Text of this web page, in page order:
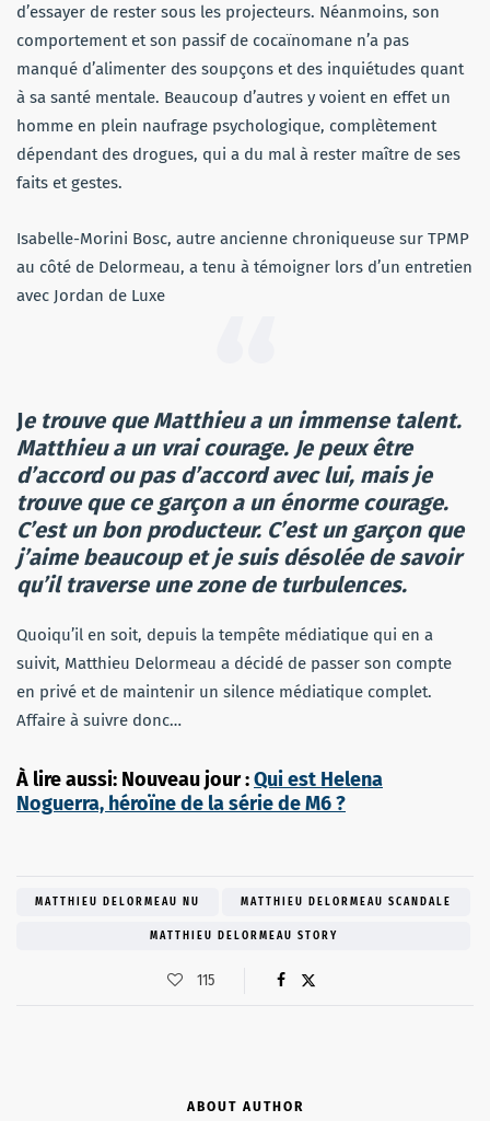
d’essayer de rester sous les projecteurs. Néanmoins, son
comportement et son passif de cocaïnomane n’a pas
manqué d’alimenter des soupçons et des inquiétudes quant
à sa santé mentale. Beaucoup d’autres y voient en effet un
homme en plein naufrage psychologique, complètement
dépendant des drogues, qui a du mal à rester maître de ses
faits et gestes.
Isabelle-Morini Bosc, autre ancienne chroniqueuse sur TPMP
au côté de Delormeau, a tenu à témoigner lors d’un entretien
avec Jordan de Luxe
Je trouve que Matthieu a un immense talent.
Matthieu a un vrai courage. Je peux être
d’accord ou pas d’accord avec lui, mais je
trouve que ce garçon a un énorme courage.
C’est un bon producteur. C’est un garçon que
j’aime beaucoup et je suis désolée de savoir
qu’il traverse une zone de turbulences.
Quoiqu’il en soit, depuis la tempête médiatique qui en a
suivit, Matthieu Delormeau a décidé de passer son compte
en privé et de maintenir un silence médiatique complet.
Affaire à suivre donc…
À lire aussi: Nouveau jour :Qui est Helena
Noguerra, héroïne de la série de M6 ?
MATTHIEU DELORMEAU NU MATTHIEU DELORMEAU SCANDALE
MATTHIEU DELORMEAU STORY
115
ABOUT AUTHOR